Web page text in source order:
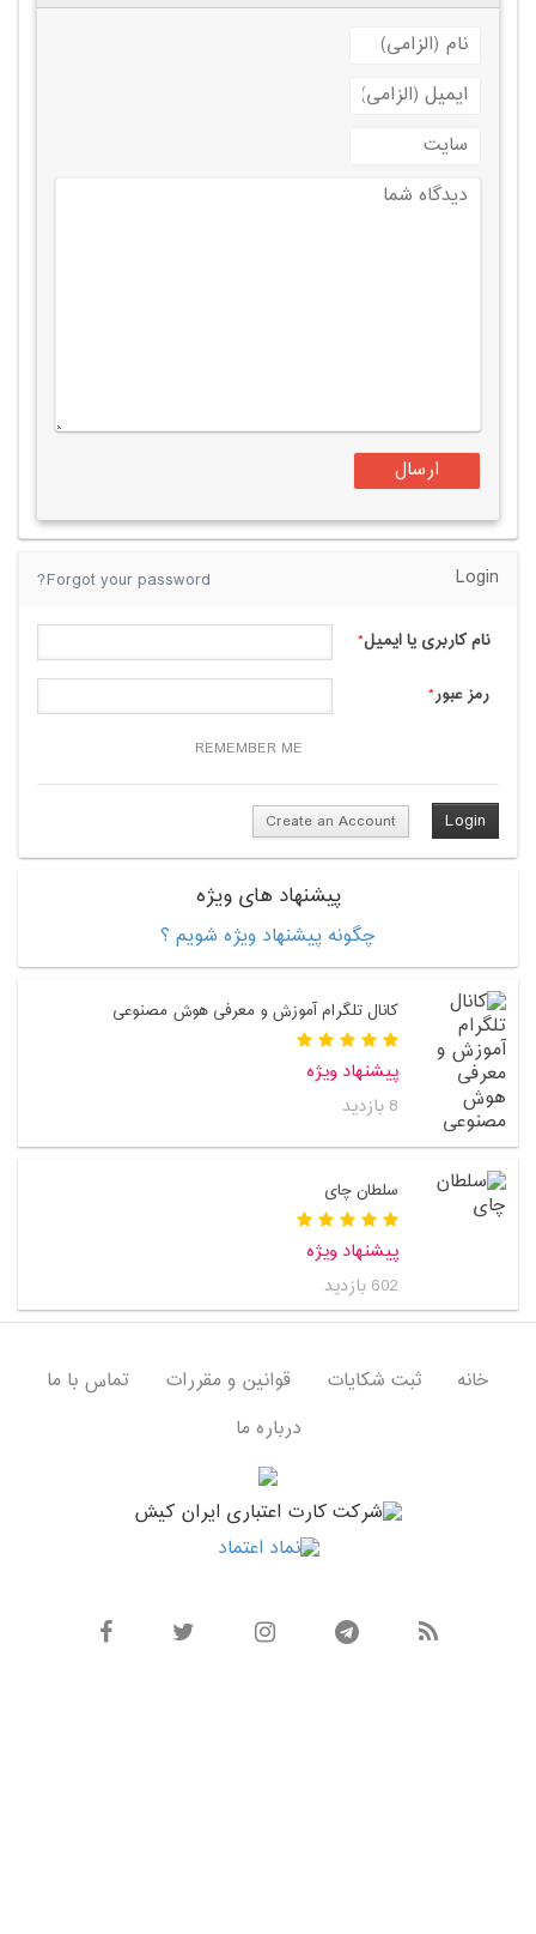
Login
Forgot your password?
نام کاربری یا ایمیل*
رمز عبور*
REMEMBER ME
Create an Account
پیشنهاد های ویژه
چگونه پیشنهاد ویژه شویم ؟
کانال تلگرام آموزش و معرفی هوش مصنوعی
پیشنهاد ویژه
8 بازدید
سلطان چای
پیشنهاد ویژه
602 بازدید
خانه ثبت شکایات قوانین و مقررات
تماس با ما
درباره ما